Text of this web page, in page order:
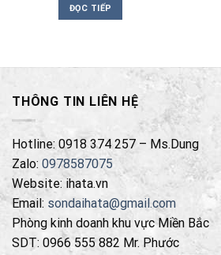
ĐỌC TIẾP
THÔNG TIN LIÊN HỆ
Hotline: 0918 374 257 – Ms.Dung
Zalo: 0978587075
Website: ihata.vn
Email: sondaihata@gmail.com
Phòng kinh doanh khu vực Miền Bắc
SDT: 0966 555 882 Mr. Phước